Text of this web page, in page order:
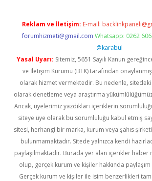
Reklam ve İletişim: E-mail:
forumhizmeti@gmail.com Whatsapp: 0262
@karabul
Yasal Uyarı: Sitemiz, 5651 Sayılı Kanun
ve İletişim Kurumu (BTK) tarafından onaylanmış
olarak hizmet vermektedir. Bu nedenle,
olarak denetleme veya araştırma
Ancak, üyelerimiz yazdıkları içeriklerin
siteye üye olarak bu sorumluluğu kabul etmiş
sitesi, herhangi bir marka, kurum veya şahıs
bulunmamaktadır. Sitede yalnızca kendi
paylaşılmaktadır. Burada yer alan içerikler haber
olup, gerçek kurum ve kişiler hakkında paylaşım
Gerçek kurum ve kişiler ile isim benzerlikleri